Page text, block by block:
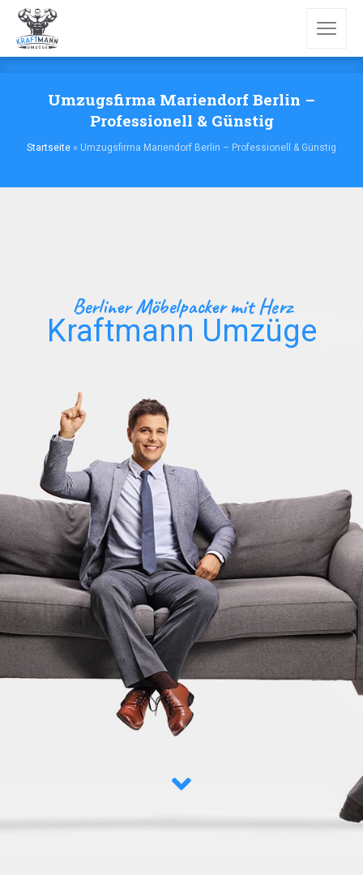
Umzugsfirma Mariendorf Berlin –
Professionell & Günstig
Startseite » Umzugsfirma Mariendorf Berlin – Professionell & Günstig
Berliner Möbelpacker mit Herz
Kraftmann Umzüge